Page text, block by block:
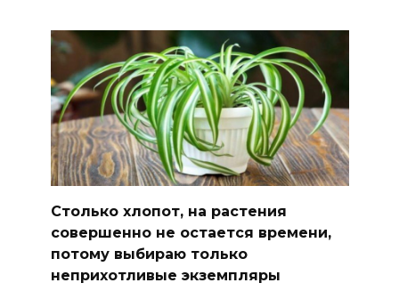
Столько хлопот, на растения
совершенно не остается времени,
потому выбираю только
неприхотливые экземпляры